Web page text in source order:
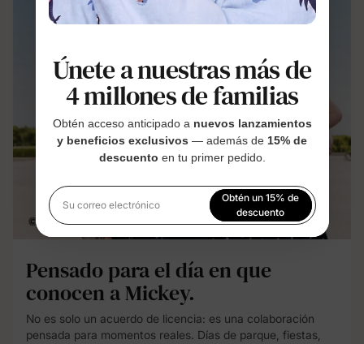
Pensado para el día en que
conocen a Mickey.
No es solo un acuerdo de licencia: es una colaboración
pensada para momentos reales. Días de parque, fiestas,
Únete a nuestras más de
4 millones de familias
Obtén acceso anticipado a nuevos lanzamientos
y beneficios exclusivos — además de 15% de
descuento en tu primer pedido.
Su correo electrónico
Obtén un 15% de
descuento